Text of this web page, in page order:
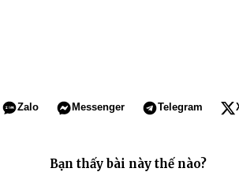
Zalo Messenger Telegram
Bạn thấy bài này thế nào?